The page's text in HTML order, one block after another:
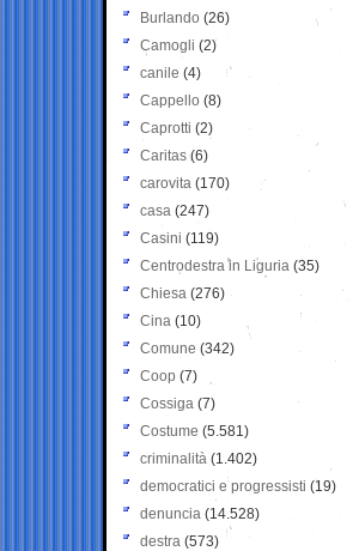
Burlando (26)
Camogli (2)
canile (4)
Cappello (8)
Caprotti (2)
Caritas (6)
carovita (170)
casa (247)
Casini (119)
Centrodestra in Liguria (35)
Chiesa (276)
Cina (10)
Comune (342)
Coop (7)
Cossiga (7)
Costume (5.581)
criminalità (1.402)
democratici e progressisti (19)
denuncia (14.528)
destra (573)